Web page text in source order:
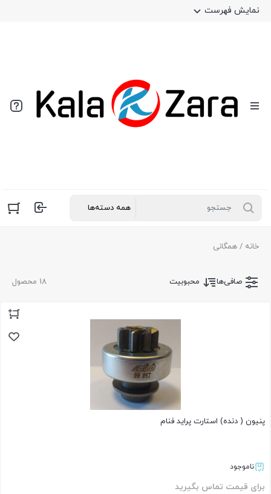
نمایش فهرست
خانه / همگانی
18 محصول صافی‌ها محبوبیت
پنیون ( دنده) استارت پراید فنام
ناموجود
برای قیمت تماس بگیرید